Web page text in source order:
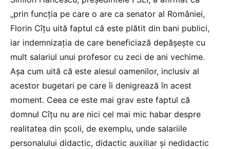
„prin funcția pe care o are ca senator al României,
Florin Cîțu uită faptul că este plătit din bani publici,
iar indemnizația de care beneficiază depășește cu
mult salariul unui profesor cu zeci de ani vechime.
Așa cum uită că este alesul oamenilor, inclusiv al
acestor bugetari pe care îi denigrează în acest
moment. Ceea ce este mai grav este faptul că
domnul Cîțu nu are nici cel mai mic habar despre
realitatea din școli, de exemplu, unde salariile
personalului didactic, didactic auxiliar și nedidactic